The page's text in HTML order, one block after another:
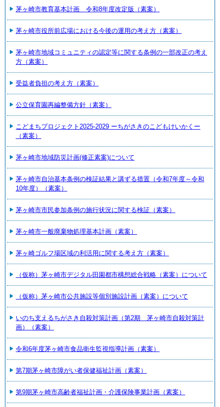
茅ヶ崎市教育基本計画 令和8年度改定版（素案）
茅ヶ崎市役所前広場における今後の運用の考え方（素案）
茅ヶ崎市地域コミュニティの認定等に関する条例の一部改正の考え
方（素案）
受益者負担の考え方（素案）
公立保育園再編整備方針（素案）
こどまちプロジェクト2025-2029 ーちがさきのこどもけいかくー
（素案）
茅ヶ崎市地域防災計画(修正素案)について
茅ヶ崎市自治基本条例の検証結果と講ずる措置（令和7年度～令和
10年度）（素案）
茅ヶ崎市市民参加条例の施行状況に関する検証（素案）
茅ヶ崎市一般廃棄物処理基本計画（素案）
茅ヶ崎ゴルフ場区域の利活用に関する考え方（素案）
（仮称）茅ヶ崎市デジタル田園都市構想総合戦略（素案）について
（仮称）茅ヶ崎市公共施設等個別施設計画（素案）について
いのち支えるちがさき自殺対策計画（第2期 茅ヶ崎市自殺対策計
画）（素案）
令和6年度茅ヶ崎市食品衛生監視指導計画（素案）
第7期茅ヶ崎市障がい者保健福祉計画（素案）
第9期茅ヶ崎市高齢者福祉計画・介護保険事業計画（素案）